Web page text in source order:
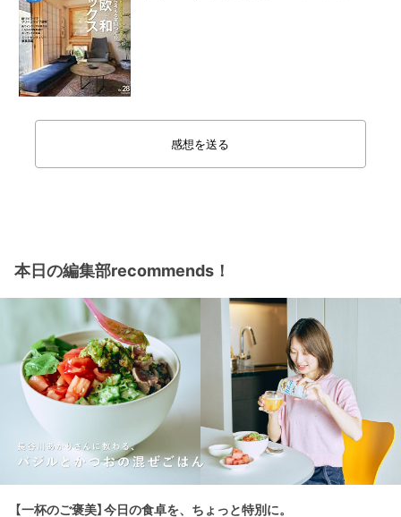
感想を送る
本日の編集部recommends！
【一杯のご褒美】今日の食卓を、ちょっと特別に。